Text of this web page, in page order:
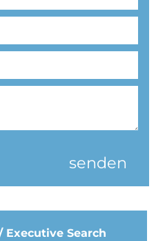
senden
Search